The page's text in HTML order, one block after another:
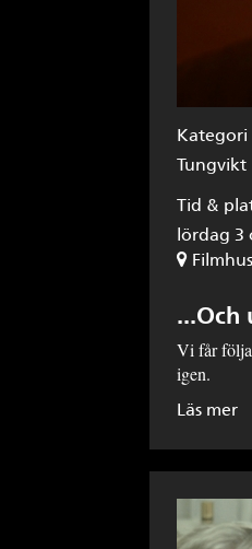
Kategori
Tungvikt
Tid &
lördag 3
Vi får följa
igen.
Läs mer